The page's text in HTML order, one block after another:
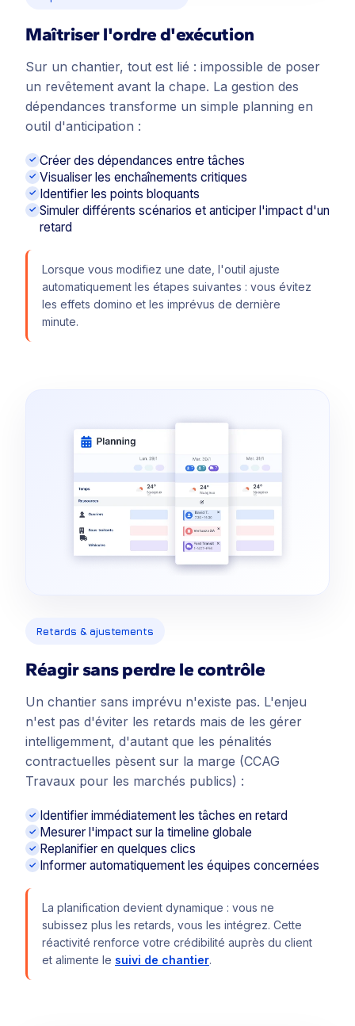
Maîtriser l'ordre d'exécution
Sur un chantier, tout est lié : impossible de poser
un revêtement avant la chape. La gestion des
dépendances transforme un simple planning en
outil d'anticipation :
Créer des dépendances entre tâches
Visualiser les enchaînements critiques
Identifier les points bloquants
Simuler différents scénarios et anticiper l'impact d'un
retard
Lorsque vous modifiez une date, l'outil ajuste
automatiquement les étapes suivantes : vous évitez
les effets domino et les imprévus de dernière
minute.
Retards & ajustements
Réagir sans perdre le contrôle
Un chantier sans imprévu n'existe pas. L'enjeu
n'est pas d'éviter les retards mais de les gérer
intelligemment, d'autant que les pénalités
contractuelles pèsent sur la marge (CCAG
Travaux pour les marchés publics) :
Identifier immédiatement les tâches en retard
Mesurer l'impact sur la timeline globale
Replanifier en quelques clics
Informer automatiquement les équipes concernées
La planification devient dynamique : vous ne
subissez plus les retards, vous les intégrez. Cette
réactivité renforce votre crédibilité auprès du client
et alimente le suivi de chantier.